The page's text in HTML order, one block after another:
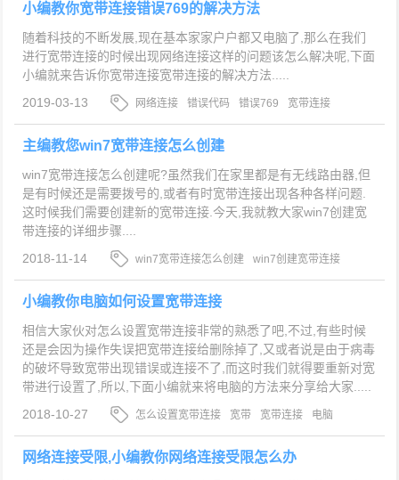
小编教你宽带连接错误769的解决方法
随着科技的不断发展,现在基本家家户户都又电脑了,那么在我们
进行宽带连接的时候出现网络连接这样的问题该怎么解决呢,下面
小编就来告诉你宽带连接宽带连接的解决方法.....
2019-03-13
网络连接 错误代码 错误769 宽带连接
主编教您win7宽带连接怎么创建
win7宽带连接怎么创建呢?虽然我们在家里都是有无线路由器,但
是有时候还是需要拨号的,或者有时宽带连接出现各种各样问题.
这时候我们需要创建新的宽带连接.今天,我就教大家win7创建宽
带连接的详细步骤....
2018-11-14
win7宽带连接怎么创建
win7创建宽带连接
win7
宽带连接
小编教你电脑如何设置宽带连接
相信大家伙对怎么设置宽带连接非常的熟悉了吧,不过,有些时候
还是会因为操作失误把宽带连接给删除掉了,又或者说是由于病毒
的破坏导致宽带出现错误或连接不了,而这时我们就得要重新对宽
带进行设置了,所以,下面小编就来将电脑的方法来分享给大家.....
2018-10-27
怎么设置宽带连接 宽带 宽带连接 电脑
网络连接受限,小编教你网络连接受限怎么办